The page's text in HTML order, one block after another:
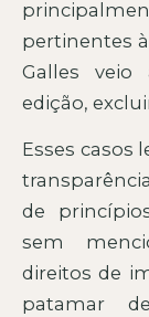
pertinentes
Galles veio
edição,
Esses casos
de
sem
direitos de
patamar